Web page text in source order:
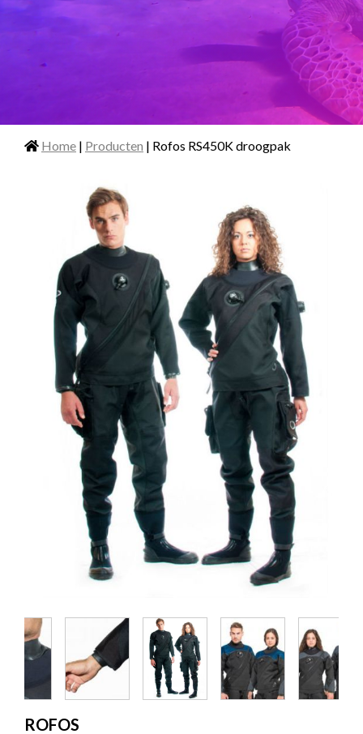
Home | Producten | Rofos RS450K droogpak
ROFOS